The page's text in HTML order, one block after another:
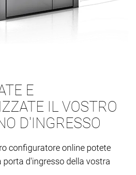
E
IL VOSTRO
D'INGRESSO
configuratore online potete
porta d'ingresso della vostra